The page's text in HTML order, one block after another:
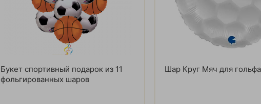
Букет спортивный подарок из 11
фольгированных шаров
Шар Круг Мяч для гольфа